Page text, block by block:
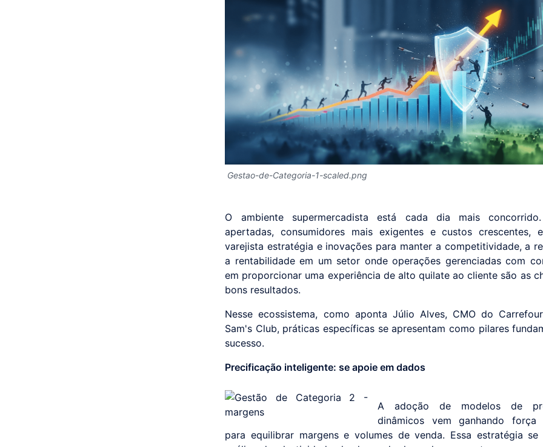
Gestao-de-Categoria-1-scaled.png
O ambiente supermercadista está cada dia mais
apertadas, consumidores mais exigentes e custos crescentes,
varejista estratégia e inovações para manter a competitividade, a
a rentabilidade em um setor onde operações gerenciadas com
em proporcionar uma experiência de alto quilate ao cliente são as
bons resultados.
Nesse ecossistema, como aponta Júlio Alves, CMO do
Sam's Club, práticas específicas se apresentam como pilares
sucesso.
Precificação inteligente: se apoie em dados
A adoção de modelos de
dinâmicos vem ganhando força
para equilibrar margens e volumes de venda. Essa estratégia se